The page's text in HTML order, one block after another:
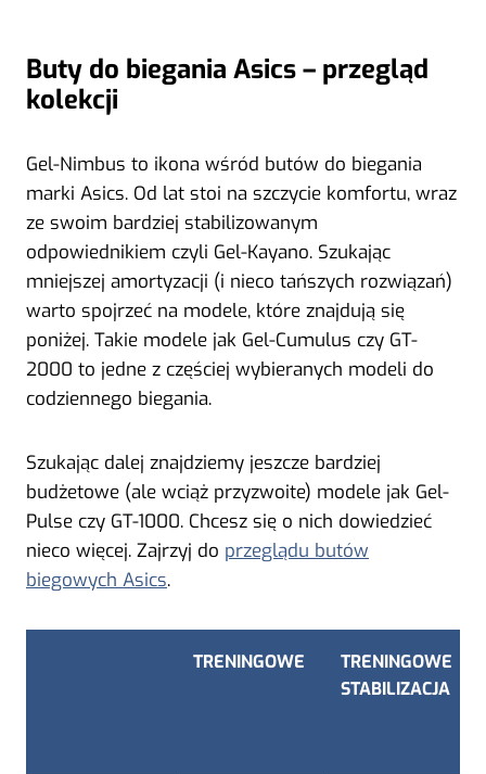
Buty do biegania Asics – przegląd
kolekcji
Gel-Nimbus to ikona wśród butów do biegania
marki Asics. Od lat stoi na szczycie komfortu, wraz
ze swoim bardziej stabilizowanym
odpowiednikiem czyli Gel-Kayano. Szukając
mniejszej amortyzacji (i nieco tańszych rozwiązań)
warto spojrzeć na modele, które znajdują się
poniżej. Takie modele jak Gel-Cumulus czy GT-
2000 to jedne z częściej wybieranych modeli do
codziennego biegania.
Szukając dalej znajdziemy jeszcze bardziej
budżetowe (ale wciąż przyzwoite) modele jak Gel-
Pulse czy GT-1000. Chcesz się o nich dowiedzieć
nieco więcej. Zajrzyj do przeglądu butów
biegowych Asics.
TRENINGOWE
TRENINGOWE
STABILIZACJA